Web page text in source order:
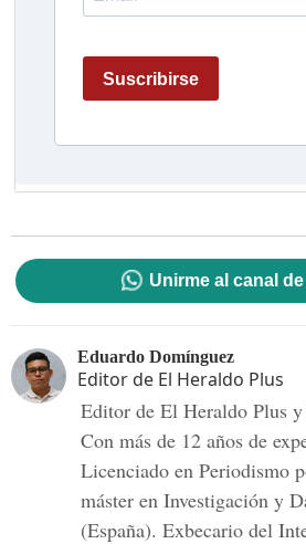
Unirme al canal
Eduardo Domínguez
Editor de El Heraldo Plus
Editor de El Heraldo Plus
Con más de 12 años de
Licenciado en Periodismo
máster en Investigación y
(España). Exbecario del